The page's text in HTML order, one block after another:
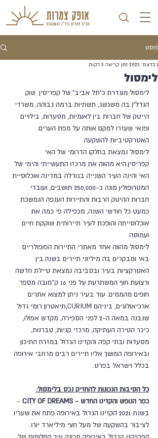
פוסט
לימסול
1 בדצמ׳ 2023 זמן קריאה 3 דקות
לימסול מוגדרת כ"תל אביב" של קפריסין. שוק
הנדל"ן בה משגשג, תשתיות ברמה גבוהה, משרדי
הייטק של חברות בין לאומיות, מסעדות, בילויים
ופנאי שעזרו למקם אותה על מפת הערים
האטרקטיביות להשקעה.
לימסול נמצאת בחלקו הדרומי של האי
קפריסין.היא מהווה את מרכזו התעשייתי והימי של
האי והינה העיר השנייה בגודלה במדינה.אוכלוסיית
המטרופולין מונה כ-250,000 תושבים, ועובדי
חברות ההיטק הרבות והתיירות הענפה הנמשכת
כמעט כל חודשי השנה, מכפילה פי כמה את
אוכלוסייתה והופכת לעיר תיירותית שוקקת חיים
ועמוסה.
לימסול מהווה אחד מאתרי התיירות הפופולריים
באי ומבקרים בה מיליוני תיירים בשנה.בין
האטרקציות בעיר ובסביבה נמצאת טיילת חדשה
ורצועת חוף המשתרעת על פני 16 ק”מובה מספר
חופים מהממים. עוד בעיר ניתן למצוא אתרים
ארכיאולוגים, ביניהם CURIUM,תיאטרון רומי גדול
שנבנה במאה ה-2 לפני הספירה, מקדש אפולו,
כיכר הטירה העתיקה, מרכזי קניות, טברנות,
מסעדות ובתי קפה והקזינו הגדול במזרח התיכון
ובאירופה המושך אליו תיירים רבים מרחבי אירופה
בכלל וישראל בפרט.
כל הסיבות הנכונות להחזיק נכס בלימסול:
כפר הנופש והקזינו החדש - CITY OF DREAMS
-
בשנת 2021 הקזינו הגדול באירופה פתח את שעריו
לציבור בהשקעה של מעל חצי מיליארד יורו.